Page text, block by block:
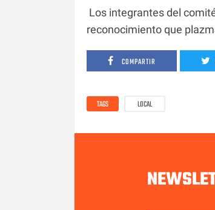
Los integrantes del
reconocimiento que
COMPARTIR
TAGS LOCAL